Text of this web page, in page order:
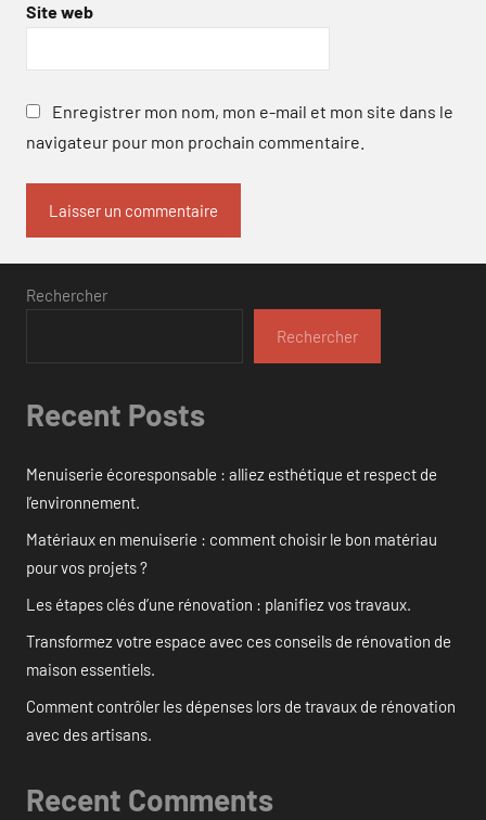
Site web
Enregistrer mon nom, mon e-mail et mon site dans le
navigateur pour mon prochain commentaire.
Rechercher
Rechercher
Recent Posts
Menuiserie écoresponsable : alliez esthétique et respect de
l’environnement.
Matériaux en menuiserie : comment choisir le bon matériau
pour vos projets ?
Les étapes clés d’une rénovation : planifiez vos travaux.
Transformez votre espace avec ces conseils de rénovation de
maison essentiels.
Comment contrôler les dépenses lors de travaux de rénovation
avec des artisans.
Recent Comments